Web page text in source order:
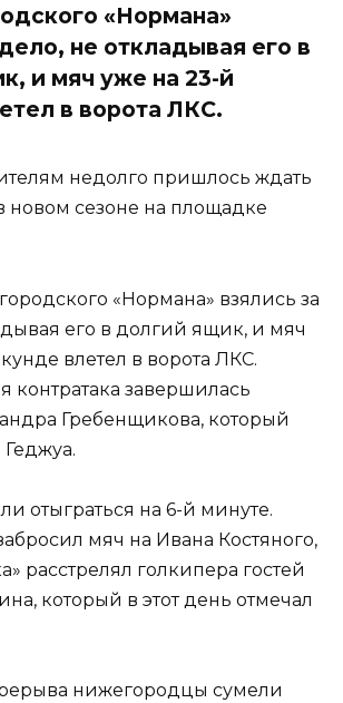
«Нормана»
не откладывая его в
и мяч уже на 23-й
в ворота ЛКС.
недолго пришлось ждать
новом сезоне на площадке
«Нормана» взялись за
его в долгий ящик, и мяч
влетел в ворота ЛКС.
контратака завершилась
Гребенщикова, который
отыграться на 6-й минуте.
мяч на Ивана Костяного,
расстрелял голкипера гостей
который в этот день отмечал
нижегородцы сумели